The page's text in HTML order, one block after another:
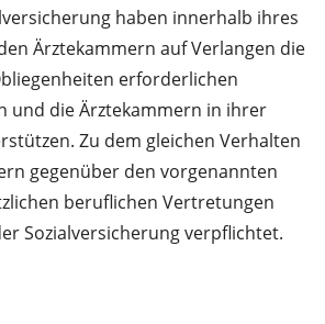
haben innerhalb ihres
Ärztekammern auf Verlangen die
erforderlichen
und die Ärztekammern in ihrer
Zu dem gleichen Verhalten
gegenüber den vorgenannten
beruflichen Vertretungen
Sozialversicherung verpflichtet.